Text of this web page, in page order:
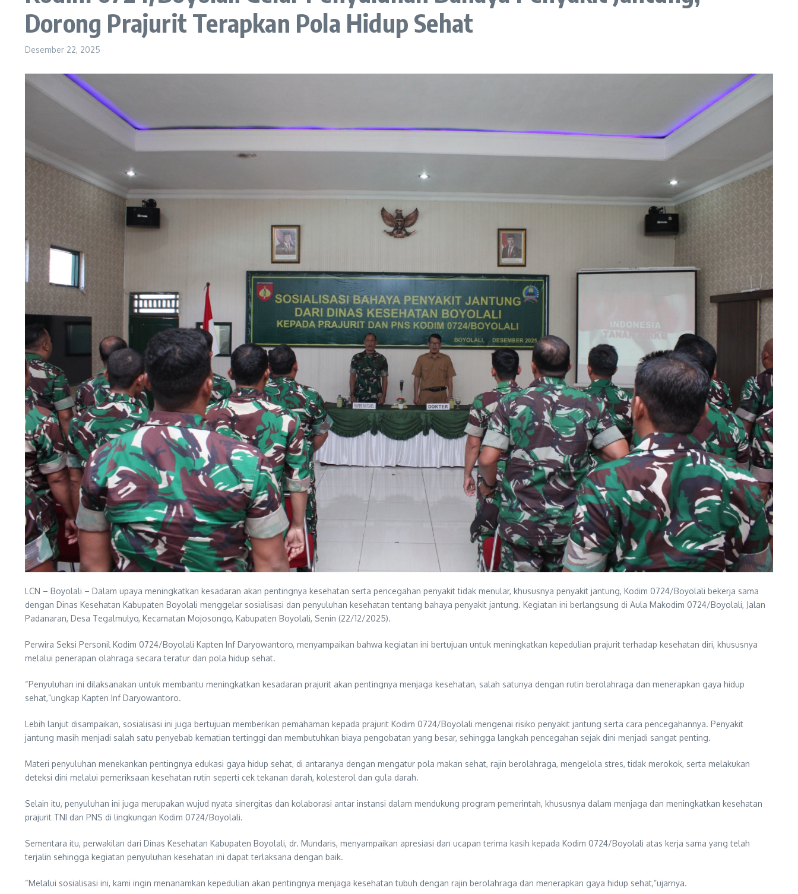
Dorong Prajurit Terapkan Pola Hidup Sehat
Desember 22, 2025
LCN – Boyolali – Dalam upaya meningkatkan kesadaran akan pentingnya kesehatan serta pencegahan penyakit tidak menular, khususnya penyakit jantung, Kodim 0724/Boyolali bekerja sama
dengan Dinas Kesehatan Kabupaten Boyolali menggelar sosialisasi dan penyuluhan kesehatan tentang bahaya penyakit jantung. Kegiatan ini berlangsung di Aula Makodim 0724/Boyolali, Jalan
Padanaran, Desa Tegalmulyo, Kecamatan Mojosongo, Kabupaten Boyolali, Senin (22/12/2025).
Perwira Seksi Personil Kodim 0724/Boyolali Kapten Inf Daryowantoro, menyampaikan bahwa kegiatan ini bertujuan untuk meningkatkan kepedulian prajurit terhadap kesehatan diri, khususnya
melalui penerapan olahraga secara teratur dan pola hidup sehat.
“Penyuluhan ini dilaksanakan untuk membantu meningkatkan kesadaran prajurit akan pentingnya menjaga kesehatan, salah satunya dengan rutin berolahraga dan menerapkan gaya hidup
sehat,”ungkap Kapten Inf Daryowantoro.
Lebih lanjut disampaikan, sosialisasi ini juga bertujuan memberikan pemahaman kepada prajurit Kodim 0724/Boyolali mengenai risiko penyakit jantung serta cara pencegahannya. Penyakit
jantung masih menjadi salah satu penyebab kematian tertinggi dan membutuhkan biaya pengobatan yang besar, sehingga langkah pencegahan sejak dini menjadi sangat penting.
Materi penyuluhan menekankan pentingnya edukasi gaya hidup sehat, di antaranya dengan mengatur pola makan sehat, rajin berolahraga, mengelola stres, tidak merokok, serta melakukan
deteksi dini melalui pemeriksaan kesehatan rutin seperti cek tekanan darah, kolesterol dan gula darah.
Selain itu, penyuluhan ini juga merupakan wujud nyata sinergitas dan kolaborasi antar instansi dalam mendukung program pemerintah, khususnya dalam menjaga dan meningkatkan kesehatan
prajurit TNI dan PNS di lingkungan Kodim 0724/Boyolali.
Sementara itu, perwakilan dari Dinas Kesehatan Kabupaten Boyolali, dr. Mundaris, menyampaikan apresiasi dan ucapan terima kasih kepada Kodim 0724/Boyolali atas kerja sama yang telah
terjalin sehingga kegiatan penyuluhan kesehatan ini dapat terlaksana dengan baik.
“Melalui sosialisasi ini, kami ingin menanamkan kepedulian akan pentingnya menjaga kesehatan tubuh dengan rajin berolahraga dan menerapkan gaya hidup sehat,”ujarnya.